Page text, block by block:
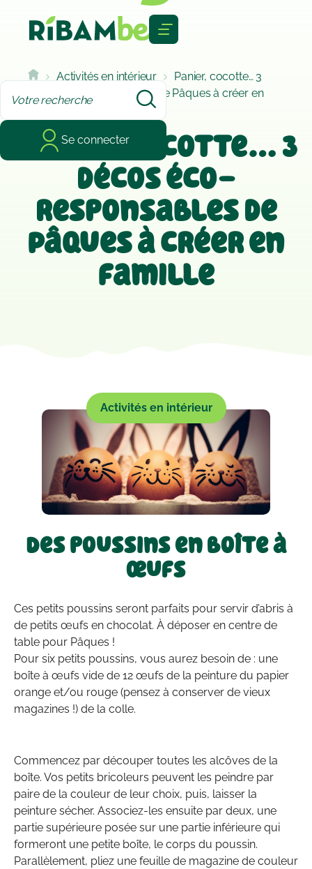
Se connecter
Activités en intérieur
Panier, cocotte… 3
décos éco-responsables de Pâques à créer en
Panier, cocotte… 3
décos éco-
responsables de
Pâques à créer en
famille
Activités en intérieur
Des poussins en boîte à
œufs
Ces petits poussins seront parfaits pour servir d’abris à
de petits œufs en chocolat. À déposer en centre de
table pour Pâques !
Pour six petits poussins, vous aurez besoin de : une
boîte à œufs vide de 12 œufs de la peinture du papier
orange et/ou rouge (pensez à conserver de vieux
magazines !) de la colle.
Commencez par découper toutes les alcôves de la
boîte. Vos petits bricoleurs peuvent les peindre par
paire de la couleur de leur choix, puis, laisser la
peinture sécher. Associez-les ensuite par deux, une
partie supérieure posée sur une partie inférieure qui
formeront une petite boîte, le corps du poussin.
Parallèlement, pliez une feuille de magazine de couleur
Cookies management panel